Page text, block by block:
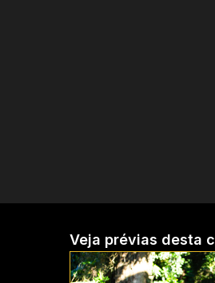
Veja prévias desta